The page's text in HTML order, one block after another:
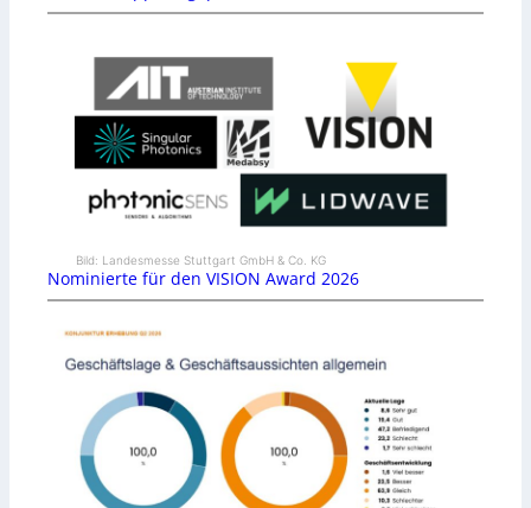
Bild: Landesmesse Stuttgart GmbH & Co. KG
Nominierte für den VISION Award 2026